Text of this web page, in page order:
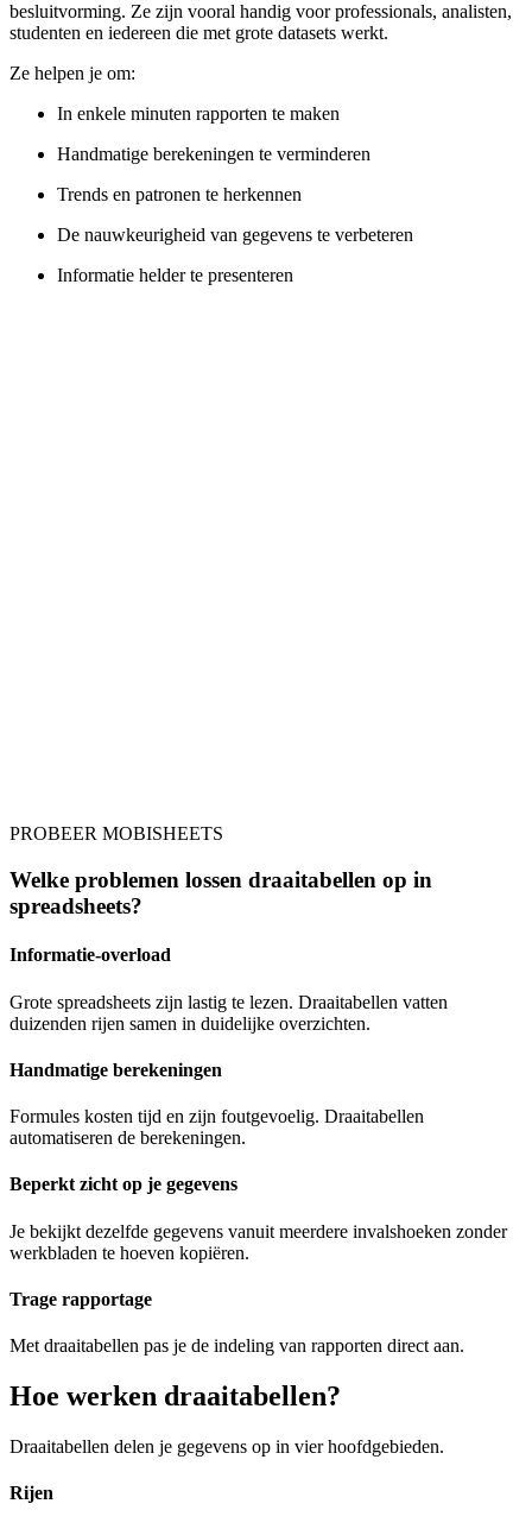
besluitvorming. Ze zijn vooral handig voor professionals, analisten,
studenten en iedereen die met grote datasets werkt.
Ze helpen je om:
In enkele minuten rapporten te maken
Handmatige berekeningen te verminderen
Trends en patronen te herkennen
De nauwkeurigheid van gegevens te verbeteren
Informatie helder te presenteren
PROBEER MOBISHEETS
Welke problemen lossen draaitabellen op in
spreadsheets?
Informatie-overload
Grote spreadsheets zijn lastig te lezen. Draaitabellen vatten
duizenden rijen samen in duidelijke overzichten.
Handmatige berekeningen
Formules kosten tijd en zijn foutgevoelig. Draaitabellen
automatiseren de berekeningen.
Beperkt zicht op je gegevens
Je bekijkt dezelfde gegevens vanuit meerdere invalshoeken zonder
werkbladen te hoeven kopiëren.
Trage rapportage
Met draaitabellen pas je de indeling van rapporten direct aan.
Hoe werken draaitabellen?
Draaitabellen delen je gegevens op in vier hoofdgebieden.
Rijen